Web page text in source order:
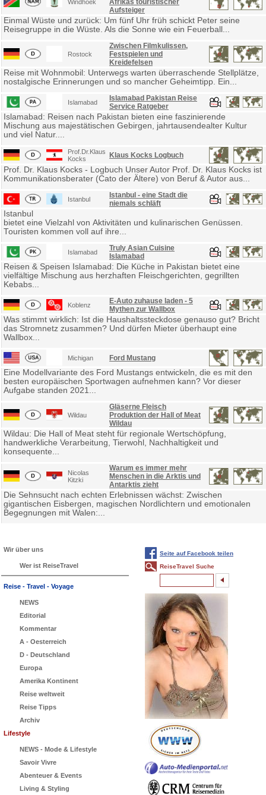
Windhoek
Afrikas touristischer
Aufsteiger
Einmal Wüste und zurück: Um fünf Uhr früh schickt Peter seine
Reisegruppe in die Wüste. Als die Sonne wie ein Feuerball...
Rostock
Zwischen Filmkulissen,
Festspielen und
Kreidefelsen
Reise mit Wohnmobil: Unterwegs warten überraschende Stellplätze,
nostalgische Erinnerungen und so mancher Geheimtipp. Ein...
Islamabad
Islamabad Pakistan Reise
Service Ratgeber
Islamabad: Reisen nach Pakistan bieten eine faszinierende
Mischung aus majestätischen Gebirgen, jahrtausendealter Kultur
und viel Natur....
Prof.Dr.Klaus
Kocks
Klaus Kocks Logbuch
Prof. Dr. Klaus Kocks - Logbuch Unser Autor Prof. Dr. Klaus Kocks ist
Kommunikationsberater (Cato der Ältere) von Beruf & Autor aus...
Istanbul
Istanbul - eine Stadt die
niemals schläft
Istanbul
bietet eine Vielzahl von Aktivitäten und kulinarischen Genüssen.
Touristen kommen voll auf ihre...
Islamabad
Truly Asian Cuisine
Islamabad
Reisen & Speisen Islamabad: Die Küche in Pakistan bietet eine
vielfältige Mischung aus herzhaften Fleischgerichten, gegrillten
Kebabs...
Koblenz
E-Auto zuhause laden - 5
Mythen zur Wallbox
Was stimmt wirklich: Ist die Haushaltssteckdose genauso gut? Bricht
das Stromnetz zusammen? Und dürfen Mieter überhaupt eine
Wallbox...
Michigan Ford Mustang
Eine Modellvariante des Ford Mustangs entwickeln, die es mit den
besten europäischen Sportwagen aufnehmen kann? Vor dieser
Aufgabe standen 2021...
Wildau
Gläserne Fleisch
Produktion der Hall of Meat
Wildau
Wildau: Die Hall of Meat steht für regionale Wertschöpfung,
handwerkliche Verarbeitung, Tierwohl, Nachhaltigkeit und
konsequente...
Nicolas
Kitzki
Warum es immer mehr
Menschen in die Arktis und
Antarktis zieht
Die Sehnsucht nach echten Erlebnissen wächst: Zwischen
gigantischen Eisbergen, magischen Nordlichtern und emotionalen
Begegnungen mit Walen:...
Wir über uns
Wer ist ReiseTravel
Reise - Travel - Voyage
NEWS
Editorial
Kommentar
A - Oesterreich
D - Deutschland
Europa
Amerika Kontinent
Reise weltweit
Reise Tipps
Archiv
Lifestyle
NEWS - Mode & Lifestyle
Savoir Vivre
Abenteuer & Events
Living & Styling
Seite auf Facebook teilen
ReiseTravel Suche